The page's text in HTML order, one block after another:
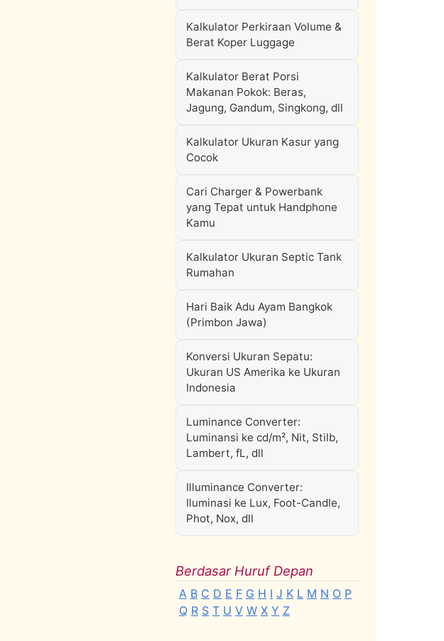
Kalkulator Perkiraan Volume &
Berat Koper Luggage
Kalkulator Berat Porsi
Makanan Pokok: Beras,
Jagung, Gandum, Singkong, dll
Kalkulator Ukuran Kasur yang
Cocok
Cari Charger & Powerbank
yang Tepat untuk Handphone
Kamu
Kalkulator Ukuran Septic Tank
Rumahan
Hari Baik Adu Ayam Bangkok
(Primbon Jawa)
Konversi Ukuran Sepatu:
Ukuran US Amerika ke Ukuran
Indonesia
Luminance Converter:
Luminansi ke cd/m², Nit, Stilb,
Lambert, fL, dll
Illuminance Converter:
Iluminasi ke Lux, Foot-Candle,
Phot, Nox, dll
Berdasar Huruf Depan
A B C D E F G H I J K L M N O P
Q R S T U V W X Y Z